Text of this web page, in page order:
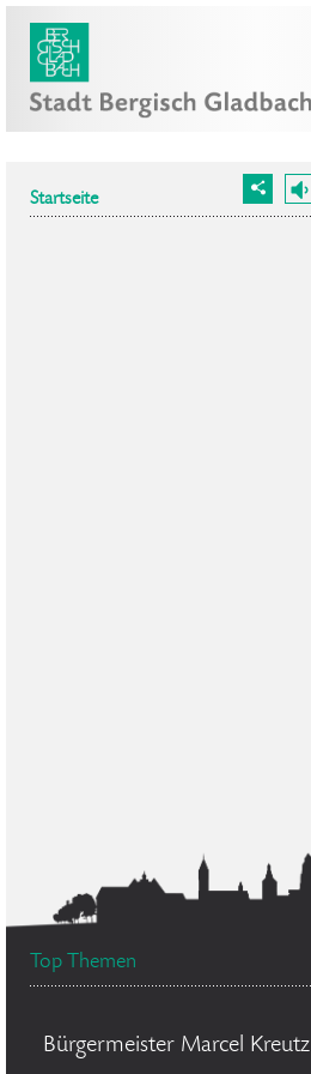
Startseite
Top Themen
Bürgermeister Marcel Kreutz